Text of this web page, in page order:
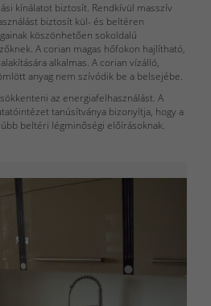
kínálatot biztosít. Rendkívül masszív
biztosít kül- és beltéren
köszönhetően sokoldalú
A corian magas hőfokon hajlítható,
alkalmas. A corian vízálló,
anyag nem szívódik be a belsejébe.
az energiafelhasználást. A
tanúsítványa bizonyítja, hogy a
beltéri légminőségi előírásoknak.